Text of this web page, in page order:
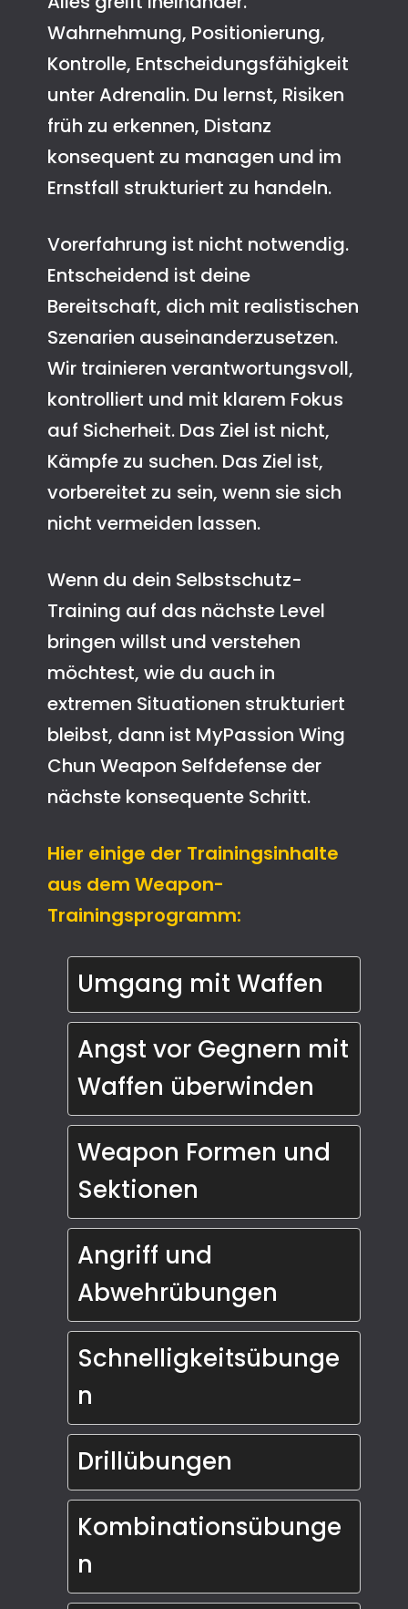
Wahrnehmung, Positionierung,
Kontrolle, Entscheidungsfähigkeit
unter Adrenalin. Du lernst, Risiken
früh zu erkennen, Distanz
konsequent zu managen und im
Ernstfall strukturiert zu handeln.
Vorerfahrung ist nicht notwendig.
Entscheidend ist deine
Bereitschaft, dich mit realistischen
Szenarien auseinanderzusetzen.
Wir trainieren verantwortungsvoll,
kontrolliert und mit klarem Fokus
auf Sicherheit. Das Ziel ist nicht,
Kämpfe zu suchen. Das Ziel ist,
vorbereitet zu sein, wenn sie sich
nicht vermeiden lassen.
Wenn du dein Selbstschutz-
Training auf das nächste Level
bringen willst und verstehen
möchtest, wie du auch in
extremen Situationen strukturiert
bleibst, dann ist MyPassion Wing
Chun Weapon Selfdefense der
nächste konsequente Schritt.
Hier einige der Trainingsinhalte
aus dem Weapon-
Trainingsprogramm:
Umgang mit Waffen
Angst vor Gegnern mit
Waffen überwinden
Weapon Formen und
Sektionen
Angriff und
Abwehrübungen
Schnelligkeitsübunge
n
Drillübungen
Kombinationsübunge
n